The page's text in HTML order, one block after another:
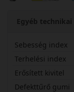
Egyéb
Sebesség index
Terhelési index
Erősített kivitel
Defekttűrő gumi